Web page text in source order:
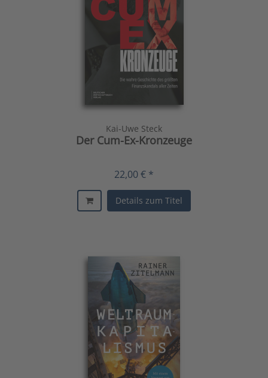
Kai-Uwe Steck
Der Cum-Ex-Kronzeuge
22,00 € *
Details zum Titel